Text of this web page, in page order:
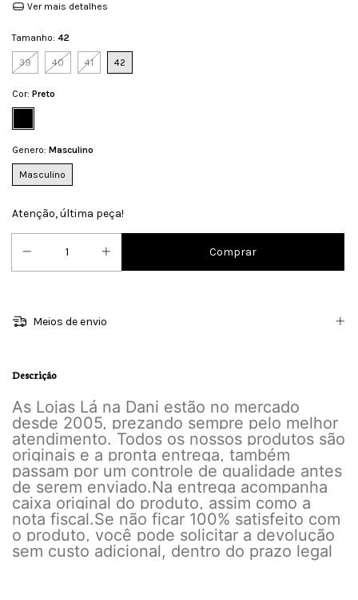
Ver mais detalhes
Tamanho: 42
39 40 41 42
Cor: Preto
Genero: Masculino
Masculino
Atenção, última peça!
Meios de envio
Descrição
As Lojas Lá na Dani estão no mercado
desde 2005, prezando sempre pelo melhor
atendimento. Todos os nossos produtos são
originais e a pronta entrega, também
passam por um controle de qualidade antes
de serem enviado.Na entrega acompanha
caixa original do produto, assim como a
nota fiscal.Se não ficar 100% satisfeito com
o produto, você pode solicitar a devolução
sem custo adicional, dentro do prazo legal